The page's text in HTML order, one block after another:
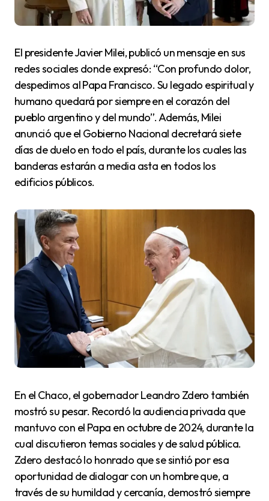
El presidente Javier Milei, publicó un mensaje en sus
redes sociales donde expresó: “Con profundo dolor,
despedimos al Papa Francisco. Su legado espiritual y
humano quedará por siempre en el corazón del
pueblo argentino y del mundo”. Además, Milei
anunció que el Gobierno Nacional decretará siete
días de duelo en todo el país, durante los cuales las
banderas estarán a media asta en todos los
edificios públicos.
En el Chaco, el gobernador Leandro Zdero también
mostró su pesar. Recordó la audiencia privada que
mantuvo con el Papa en octubre de 2024, durante la
cual discutieron temas sociales y de salud pública.
Zdero destacó lo honrado que se sintió por esa
oportunidad de dialogar con un hombre que, a
través de su humildad y cercanía, demostró siempre